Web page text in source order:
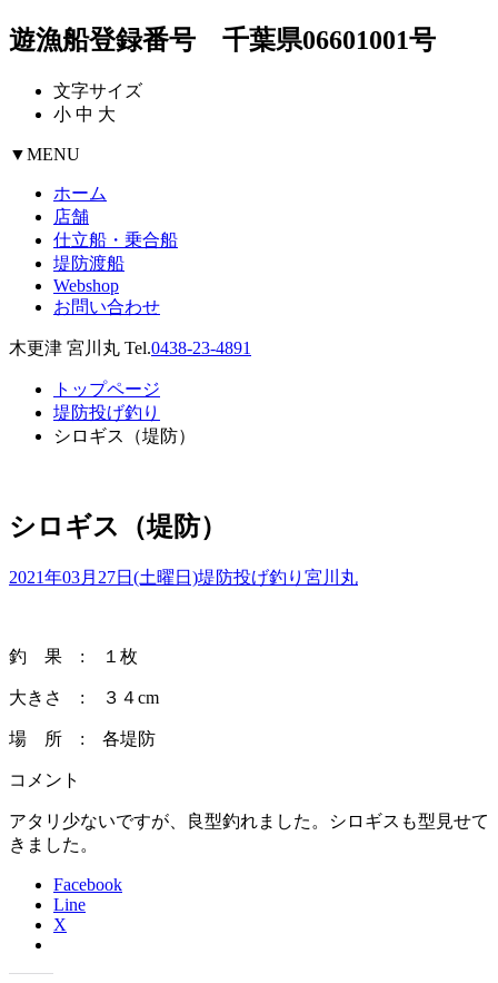
遊漁船登録番号 千葉県06601001号
文字サイズ
小 中 大
▼MENU
ホーム
店舗
仕立船・乗合船
堤防渡船
Webshop
お問い合わせ
木更津 宮川丸 Tel.0438-23-4891
トップページ
堤防投げ釣り
シロギス（堤防）
シロギス（堤防）
2021年03月27日(土曜日)堤防投げ釣り 宮川丸
釣 果 : １枚
大きさ : ３４cm
場 所 : 各堤防
コメント
アタリ少ないですが、良型釣れました。シロギスも型見せて
きました。
Facebook
Line
X